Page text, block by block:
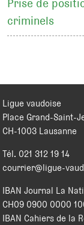
criminels
Ligue vaudoise
Place Grand-Saint-
CH-1003 Lausanne
Tél. 021 312 19 14
courrier@ligue-
IBAN Journal La
CH09 0900 0000
IBAN Cahiers de la